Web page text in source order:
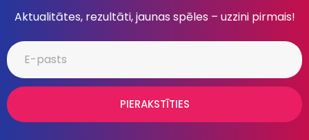
Aktualitātes, rezultāti, jaunas spēles – uzzini pirmais!
PIERAKSTĪTIES